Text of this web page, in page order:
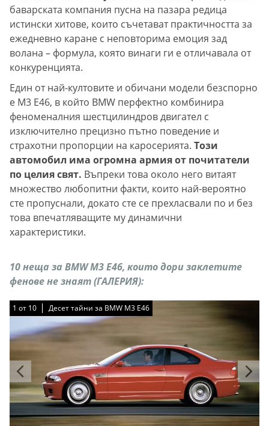
баварската компания пусна на пазара редица
истински хитове, които съчетават практичността за
ежедневно каране с неповторима емоция зад
волана – формула, която винаги ги е отличавала от
конкуренцията.
Един от най-култовите и обичани модели безспорно
е M3 E46, в който BMW перфектно комбинира
феноменалния шестцилиндров двигател с
изключително прецизно пътно поведение и
страхотни пропорции на каросерията. Този
автомобил има огромна армия от почитатели
по целия свят. Въпреки това около него витаят
множество любопитни факти, които най-вероятно
сте пропуснали, докато сте се прехласвали по и без
това впечатляващите му динамични
характеристики.
10 неща за BMW M3 E46, които дори заклетите
фенове не знаят (ГАЛЕРИЯ):
1 от 10 Десет тайни за BMW M3 E46
1 от 10 Десет тайни за BMW M3 E46
1 от 10 Десет тайни за BMW M3 E46
1 от 10 Десет тайни за BMW M3 E46
1 от 10 Десет тайни за BMW M3 E46
1 от 10 Десет тайни за BMW M3 E46
1 от 10 Десет тайни за BMW M3 E46
1 от 10 Десет тайни за BMW M3 E46
1 от 10 Десет тайни за BMW M3 E46
1 от 10 Десет тайни за BMW M3 E46